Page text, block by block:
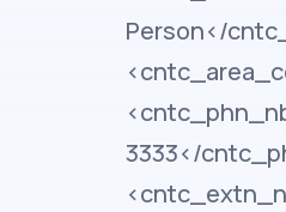
Person</
3333</